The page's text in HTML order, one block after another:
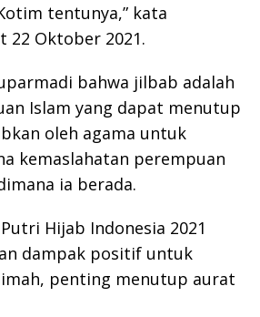
tentunya,” kata
22 Oktober 2021.
bahwa jilbab adalah
Islam yang dapat menutup
oleh agama untuk
kemaslahatan perempuan
ia berada.
Hijab Indonesia 2021
dampak positif untuk
penting menutup aurat